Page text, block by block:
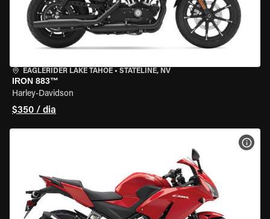
EAGLERIDER LAKE TAHOE • STATELINE, NV
IRON 883™
Harley-Davidson
$350 / dia
VER